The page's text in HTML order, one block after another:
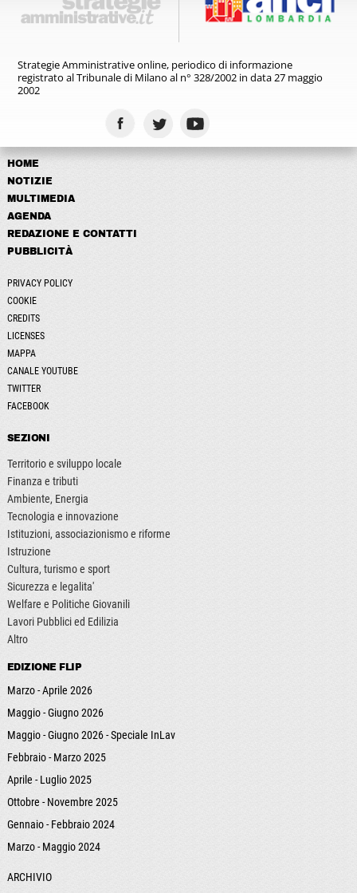
Strategie Amministrative online, periodico di informazione
registratoal Tribunale di Milano al n° 328/2002 in data 27 maggio
2002
HOME
NOTIZIE
MULTIMEDIA
AGENDA
REDAZIONE E CONTATTI
PUBBLICITÀ
PRIVACY POLICY
COOKIE
CREDITS
LICENSES
MAPPA
CANALE YOUTUBE
TWITTER
FACEBOOK
SEZIONI
Territorio e sviluppo locale
Finanza e tributi
Ambiente, Energia
Tecnologia e innovazione
Istituzioni, associazionismo e riforme
Istruzione
Cultura, turismo e sport
Sicurezza e legalita'
Welfare e Politiche Giovanili
Lavori Pubblici ed Edilizia
Altro
EDIZIONE FLIP
Marzo - Aprile 2026
Maggio - Giugno 2026
Maggio - Giugno 2026 - Speciale InLav
Febbraio - Marzo 2025
Aprile - Luglio 2025
Ottobre - Novembre 2025
Gennaio - Febbraio 2024
Marzo - Maggio 2024
ARCHIVIO